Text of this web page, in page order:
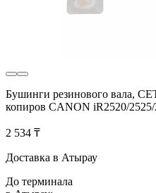
Бушинги резинового вала,
копиров CANON iR2520/
2 534 ₸
Доставка в Атырау
До терминала